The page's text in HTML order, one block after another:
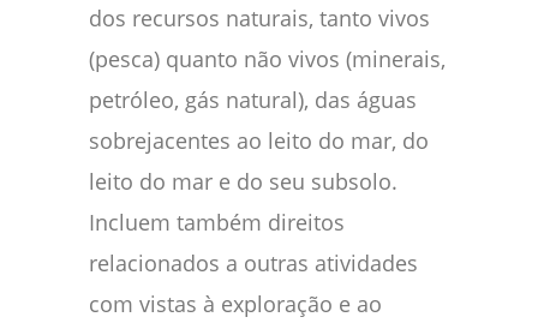
dos recursos naturais, tanto vivos
(pesca) quanto não vivos (minerais,
petróleo, gás natural), das águas
sobrejacentes ao leito do mar, do
leito do mar e do seu subsolo.
Incluem também direitos
relacionados a outras atividades
com vistas à exploração e ao